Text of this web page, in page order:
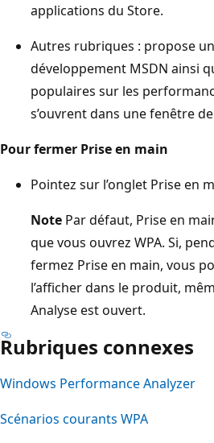
applications du Store.
Autres rubriques : propose
développement MSDN ainsi
populaires sur les
s’ouvrent dans une fenêtre
Pour fermer Prise en main
Pointez sur l’onglet Prise en
Note Par défaut, Prise en
que vous ouvrez WPA. Si,
fermez Prise en main, vous
l’afficher dans le produit,
Analyse est ouvert.
Rubriques connexes
Windows Performance Analyzer
Scénarios courants WPA